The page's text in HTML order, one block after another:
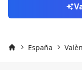
España